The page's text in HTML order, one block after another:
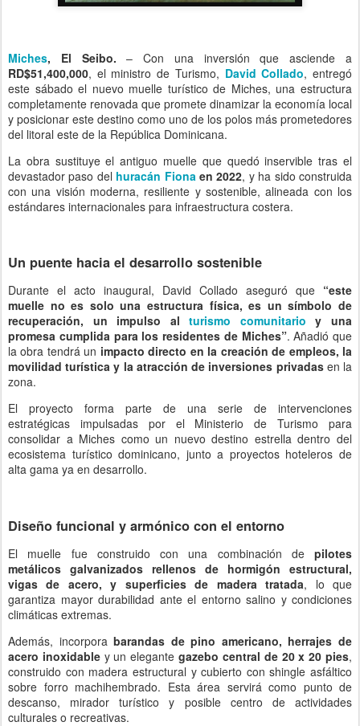
Miches, El Seibo. – Con una inversión que asciende a
RD$51,400,000, el ministro de Turismo, David Collado, entregó
este sábado el nuevo muelle turístico de Miches, una estructura
completamente renovada que promete dinamizar la economía local
y posicionar este destino como uno de los polos más prometedores
del litoral este de la República Dominicana.
La obra sustituye el antiguo muelle que quedó inservible tras el
devastador paso del huracán Fiona en 2022, y ha sido construida
con una visión moderna, resiliente y sostenible, alineada con los
estándares internacionales para infraestructura costera.
Un puente hacia el desarrollo sostenible
Durante el acto inaugural, David Collado aseguró que “este
muelle no es solo una estructura física, es un símbolo de
recuperación, un impulso alturismo comunitario y una
promesa cumplida para los residentes de Miches”. Añadió que
la obra tendrá un impacto directo en la creación de empleos, la
movilidad turística y la atracción de inversiones privadasen la
zona.
El proyecto forma parte de una serie de intervenciones
estratégicas impulsadas por el Ministerio de Turismo para
consolidar a Miches como un nuevo destino estrella dentro del
ecosistema turístico dominicano, junto a proyectos hoteleros de
alta gama ya en desarrollo.
Diseño funcional y armónico con el entorno
El muelle fue construido con una combinación de pilotes
metálicos galvanizados rellenos de hormigón estructural,
vigas de acero, y superficies de madera tratada, lo que
garantiza mayor durabilidad ante el entorno salino y condiciones
climáticas extremas.
Además, incorporabarandas de pino americano, herrajes de
acero inoxidabley un elegantegazebo central de 20 x 20 pies,
construido con madera estructural y cubierto con shingle asfáltico
sobre forro machihembrado. Esta área servirá como punto de
descanso, mirador turístico y posible centro de actividades
culturales o recreativas.